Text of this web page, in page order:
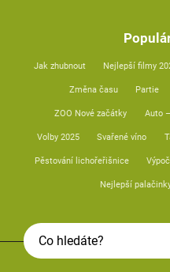
Jak zhubnout Nejlepší filmy
Změna času Partie
ZOO Nové začátky Auto
Volby 2025 Svařené víno
Pěstování lichořeřišnice
Nejlepší